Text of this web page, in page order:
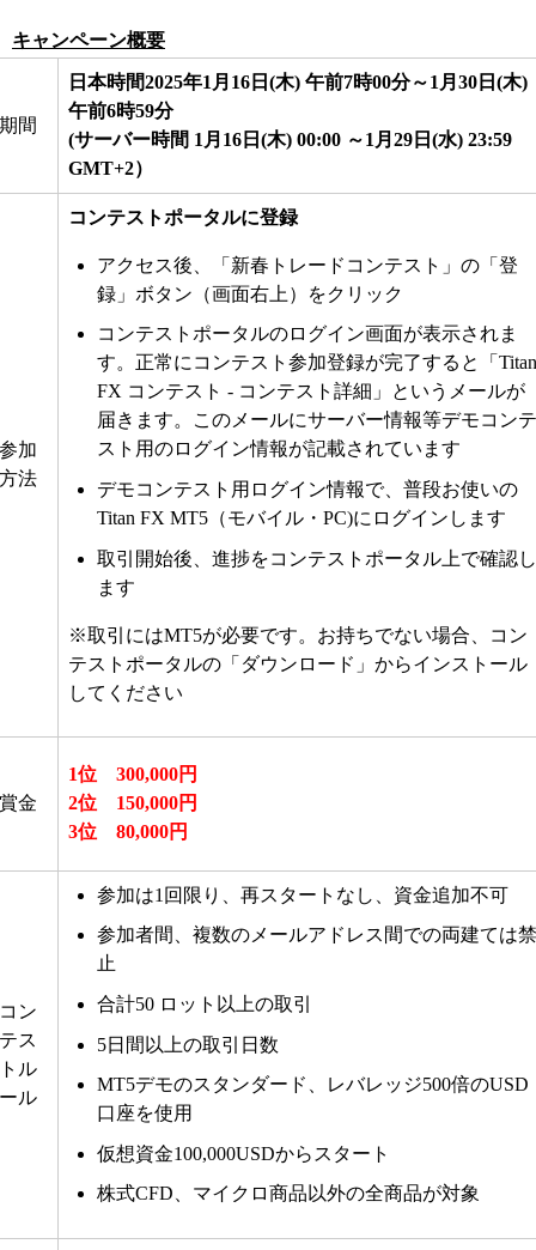
キャンペーン概要
期間
日本時間2025年1月16日(木) 午前7時00分～1月30日(木)
午前6時59分
(サーバー時間 1月16日(木) 00:00 ～1月29日(水) 23:59
GMT+2）
参加
方法
コンテストポータルに登録
アクセス後、「 新春トレードコンテスト 」の「登
録」ボタン（画面右上）をクリック
コンテストポータルのログイン画面が表示されま
す。正常にコンテスト参加登録が完了すると「Titan
FX コンテスト - コンテスト詳細」というメールが
届きます。このメールにサーバー情報等デモコンテ
スト用のログイン情報が記載されています
デモコンテスト用ログイン情報で、普段お使いの
Titan FX MT5（モバイル・PC)に ログインします
取引開始後、進捗をコンテストポータル上で確認し
ます
※取引にはMT5が必要です。お持ちでない場合、コン
テストポータルの「ダウンロード」からインストール
してください
賞金
1位 300,000円
2位 150,000円
3位 80,000円
コン
テス
トル
ール
参加は1回限り、再スタートなし、資金追加不可
参加者間、複数のメールアドレス間での両建ては禁
止
合計50 ロット以上の取引
5日間以上の取引日数
MT5デモのスタンダード、レバレッジ500倍のUSD
口座を使用
仮想資金100,000USDからスタート
株式CFD、マイクロ商品以外の全商品が対象